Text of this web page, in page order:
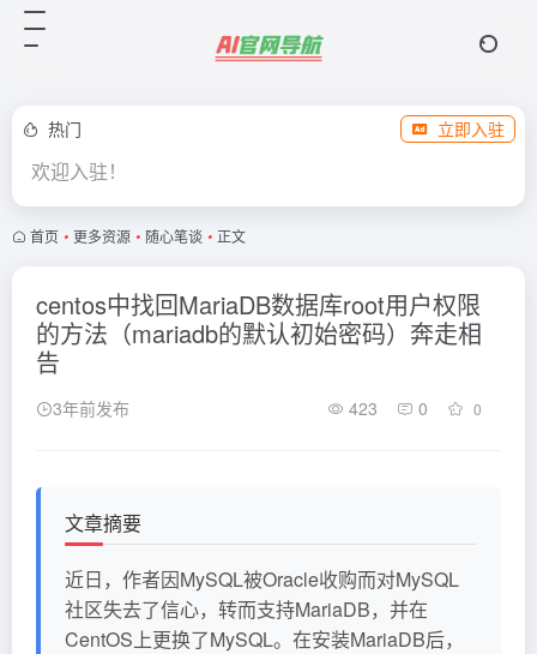
热门 立即入驻
欢迎入驻！
首页 • 更多资源 • 随心笔谈 • 正文
centos中找回MariaDB数据库root用户权限
的方法（mariadb的默认初始密码）奔走相
告
3年前发布 423 0 0
文章摘要
近日，作者因MySQL被Oracle收购而对MySQL
社区失去了信心，转而支持MariaDB，并在
CentOS上更换了MySQL。在安装MariaDB后，